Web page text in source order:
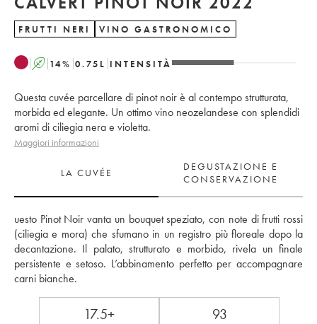
FRUTTI NERI VINO GASTRONOMICO
A 14% 0.75 L INTENSITÀ
Questa cuvée parcellare di pinot noir è al contempo strutturata,
morbida ed elegante. Un ottimo vino neozelandese con splendidi
aromi di ciliegia nera e violetta.
Maggiori informazioni
LA CUVÉE
DEGUSTAZIONE E
CONSERVAZIONE
uesto Pinot Noir vanta un bouquet speziato, con note di frutti rossi
(ciliegia e mora) che sfumano in un registro più floreale dopo la
decantazione. Il palato, strutturato e morbido, rivela un finale
persistente e setoso. L’abbinamento perfetto per accompagnare
carni bianche.
17.5+ 93